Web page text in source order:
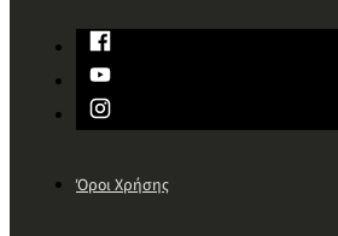
Όροι Χρήσης